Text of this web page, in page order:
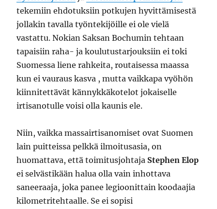
tekemiin ehdotuksiin potkujen hyvittämisestä
jollakin tavalla työntekijöille ei ole vielä
vastattu. Nokian Saksan Bochumin tehtaan
tapaisiin raha- ja koulutustarjouksiin ei toki
Suomessa liene rahkeita, routaisessa maassa
kun ei vauraus kasva , mutta vaikkapa vyöhön
kiinnitettävät kännykkäkotelot jokaiselle
irtisanotulle voisi olla kaunis ele.
Niin, vaikka massairtisanomiset ovat Suomen
lain puitteissa pelkkä ilmoitusasia, on
huomattava, että toimitusjohtaja Stephen Elop
ei selvästikään halua olla vain inhottava
saneeraaja, joka panee legioonittain koodaajia
kilometritehtaalle. Se ei sopisi